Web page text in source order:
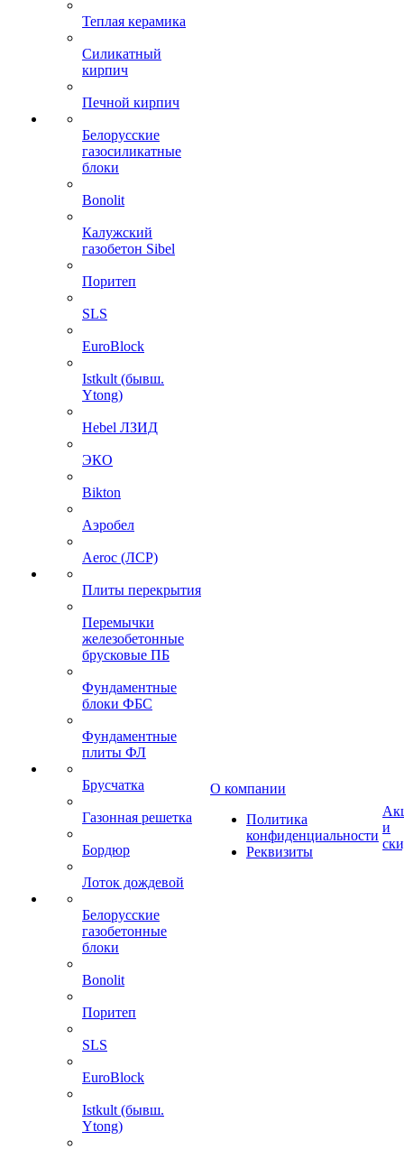
Теплая керамика
Силикатный
кирпич
Печной кирпич
Белорусские
газосиликатные
блоки
Bonolit
Калужский
газобетон Sibel
Поритеп
SLS
EuroBlock
Istkult (бывш.
Ytong)
Hebel ЛЗИД
ЭКО
Bikton
Аэробел
Aeroc (ЛСР)
Плиты перекрытия
Перемычки
железобетонные
брусковые ПБ
Фундаментные
блоки ФБС
Фундаментные
плиты ФЛ
Брусчатка
Газонная решетка
Бордюр
Лоток дождевой
Белорусские
газобетонные
блоки
Bonolit
Поритеп
SLS
EuroBlock
Istkult (бывш.
Ytong)
О компании
Политика
конфиденциальности
Реквизиты
и